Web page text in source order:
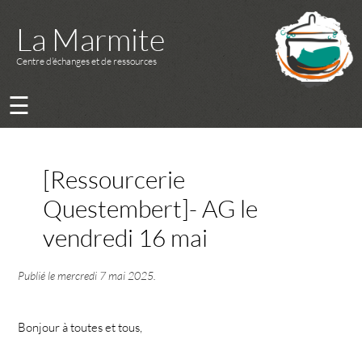
La Marmite
Centre d’échanges et de ressources
☰
[Ressourcerie
Questembert]- AG le
vendredi 16 mai
Publié lemercredi 7 mai 2025
Bonjour à toutes et tous,